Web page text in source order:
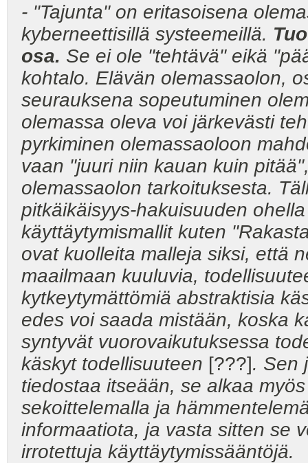
- "Tajunta" on eritasoisena
kyberneettisillä systeemeillä.
osa. Se ei ole "tehtävä" eikä
kohtalo. Elävän olemassaolon,
seurauksena sopeutuminen
olemassa oleva voi järkevästi
pyrkiminen olemassaoloon
vaan "juuri niin kauan kuin
olemassaolon tarkoituksesta.
pitkäikäisyys-hakuisuuden
käyttäytymismallit kuten
ovat kuolleita malleja siksi, että
maailmaan kuuluvia,
kytkeytymättömiä abstraktisia
edes voi saada mistään, koska
syntyvät vuorovaikutuksessa
käskyt todellisuuteen [???]. Sen
tiedostaa itseään, se alkaa
sekoittelemalla ja
informaatiota, ja vasta sitten se
irrotettuja käyttäytymissääntöjä.